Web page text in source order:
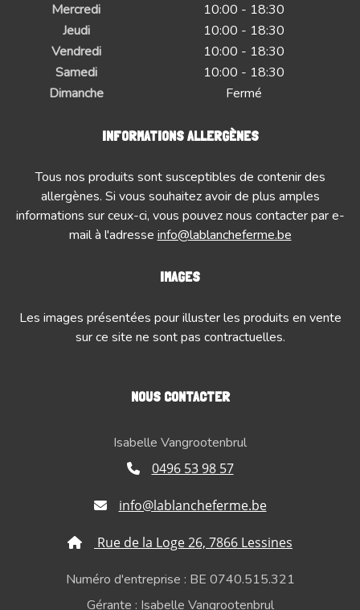
Mercredi
10:00 - 18:30
Jeudi
10:00 - 18:30
Vendredi
10:00 - 18:30
Samedi
10:00 - 18:30
Dimanche
Fermé
INFORMATIONS ALLERGÈNES
Tous nos produits sont susceptibles de contenir des
allergènes. Si vous souhaitez avoir de plus amples
informations sur ceux-ci, vous pouvez nous contacter par e-
mail à l'adresse info@lablancheferme.be
IMAGES
Les images présentées pour illuster les produits en vente
sur ce site ne sont pas contractuelles.
NOUS CONTACTER
Isabelle Vangrootenbrul
0496 53 98 57
info@lablancheferme.be
Rue de la Loge 26, 7866 Lessines
Numéro d'entreprise : BE 0740.515.321
Gérante : Isabelle Vangrootenbrul